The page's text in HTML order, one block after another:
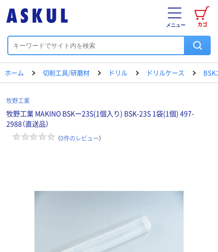
カゴ
メニュー
ホーム 切削工具/研磨材 ドリル ドリルケース BSK
牧野工業
牧野工業 MAKINO BSKー23S(1個入り) BSK-23S 1袋(1個) 497-
2988（直送品）
（0件のレビュー）